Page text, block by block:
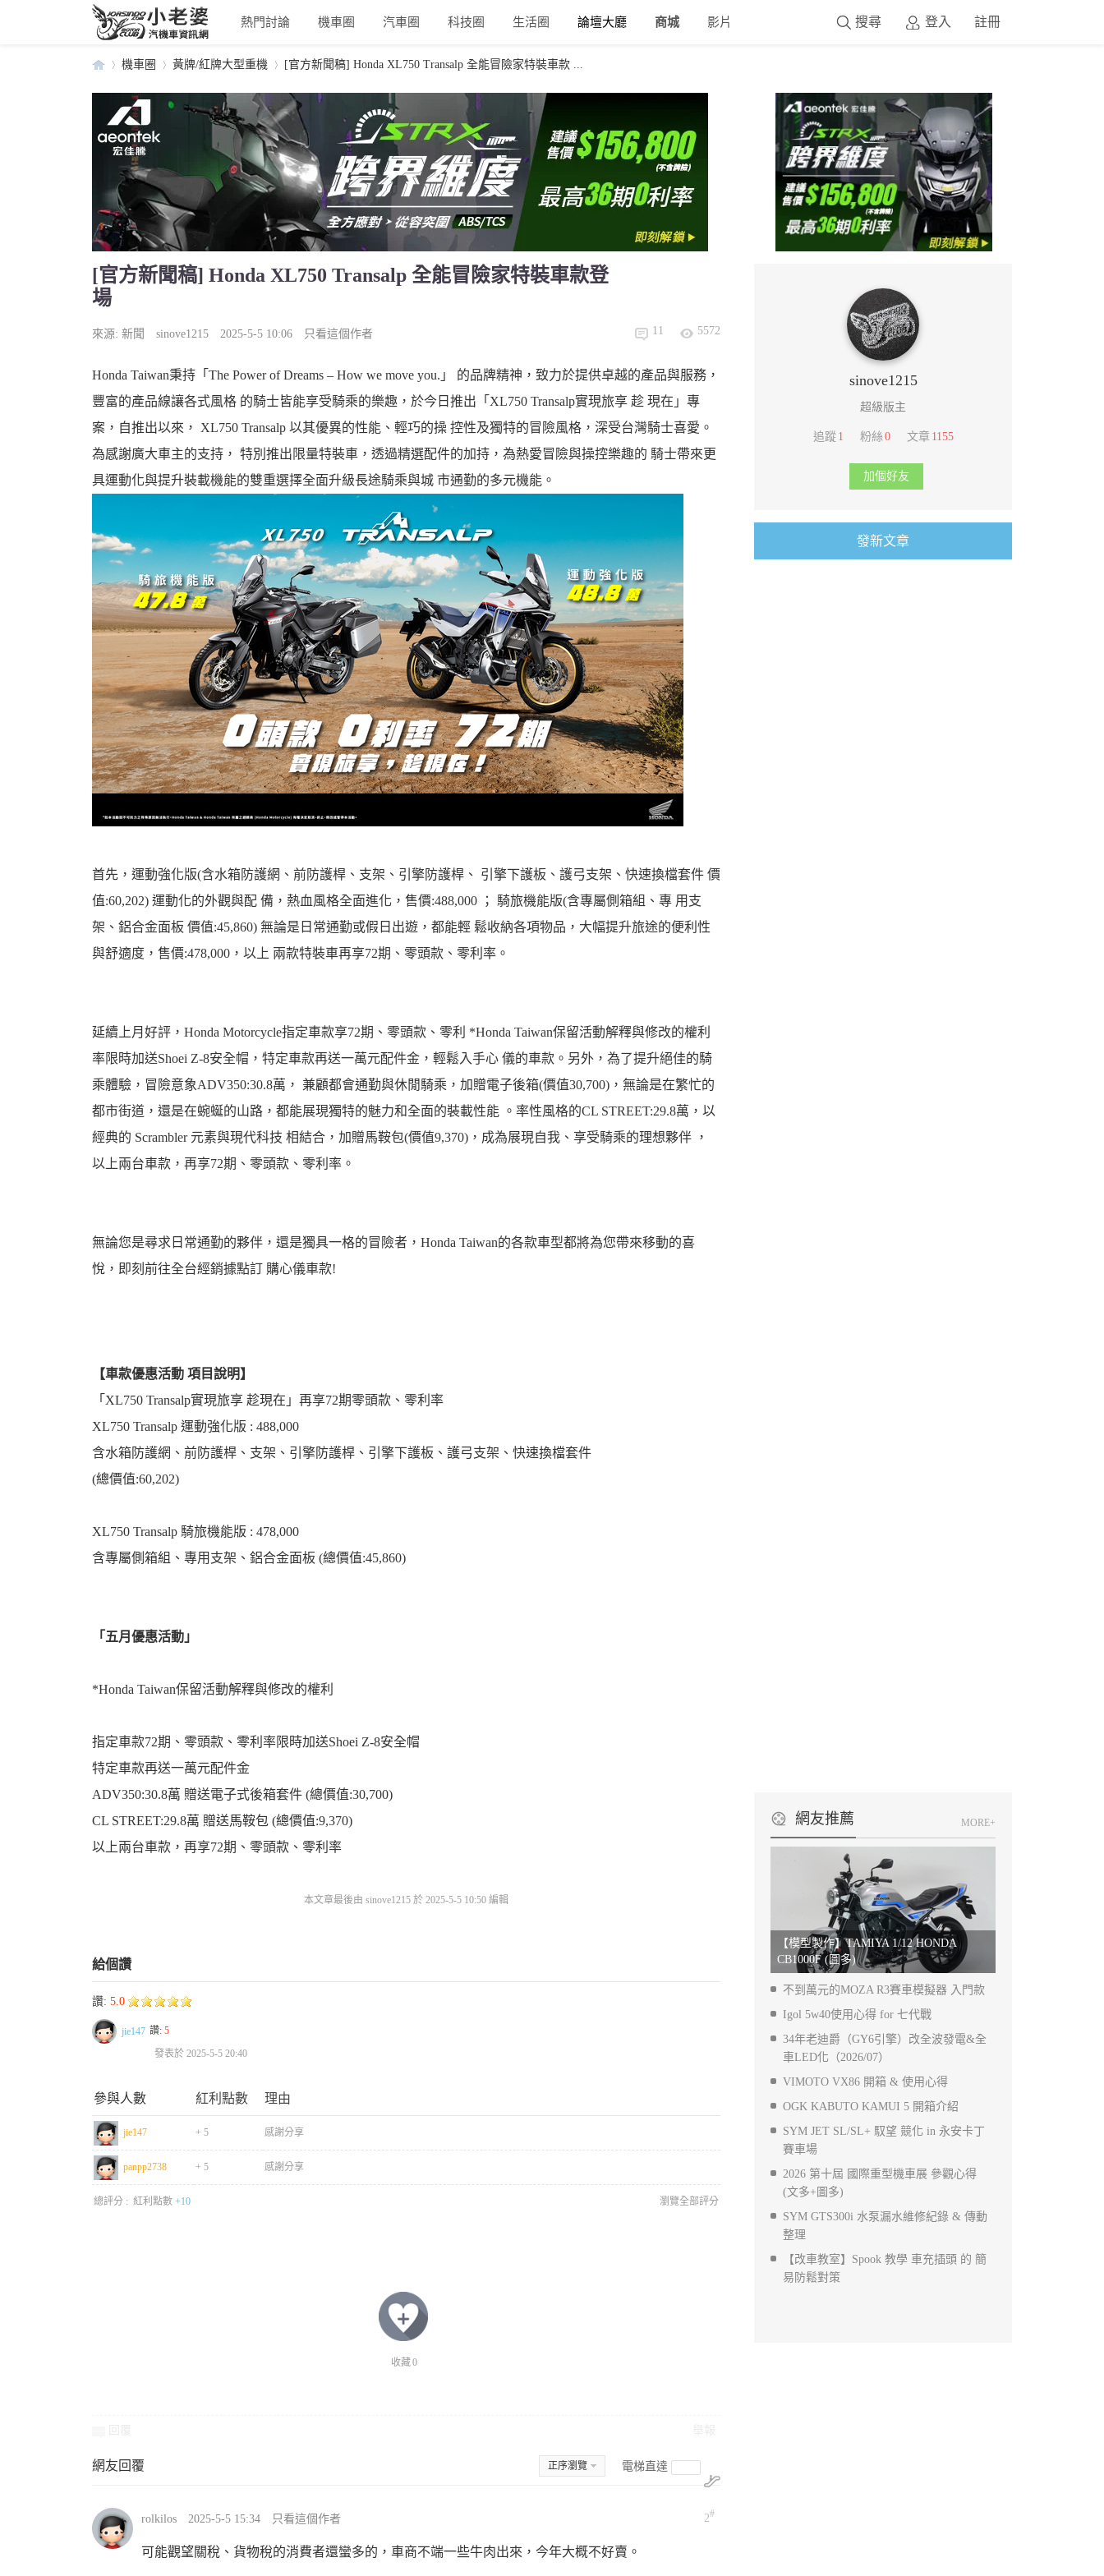
熱門討論 機車圈 汽車圈 科技圈 生活圈 論壇大廳 商城 影片 登入 註冊
搜尋
小
老
婆
汽
機
車
資
網
›
機車圈
›
黃牌/紅牌大型重機
›
[官方新聞稿] Honda XL750 Transalp 全能冒險家特裝車款 ...
[官方新聞稿] Honda XL750 Transalp 全能冒險家特裝車款登
場
來源: 新聞 sinove1215 2025-5-5 10:06 只看這個作者 11 5572
Honda Taiwan秉持「The Power of Dreams – How we move you.」 的品牌精神，致力於提供卓越的產品與服務，
豐富的產品線讓各式風格 的騎士皆能享受騎乘的樂趣，於今日推出「XL750 Transalp實現旅享 趁 現在」專
案，自推出以來， XL750 Transalp 以其優異的性能、輕巧的操 控性及獨特的冒險風格，深受台灣騎士喜愛。
為感謝廣大車主的支持， 特別推出限量特裝車，透過精選配件的加持，為熱愛冒險與操控樂趣的 騎士帶來更
具運動化與提升裝載機能的雙重選擇全面升級長途騎乘與城 市通勤的多元機能。
首先，運動強化版(含水箱防護網、前防護桿、支架、引擎防護桿、 引擎下護板、護弓支架、快速換檔套件 價
值:60,202) 運動化的外觀與配 備，熱血風格全面進化，售價:488,000 ； 騎旅機能版(含專屬側箱組、專 用支
架、鋁合金面板 價值:45,860) 無論是日常通勤或假日出遊，都能輕 鬆收納各項物品，大幅提升旅途的便利性
與舒適度，售價:478,000，以上 兩款特裝車再享72期、零頭款、零利率。
延續上月好評，Honda Motorcycle指定車款享72期、零頭款、零利 *Honda Taiwan保留活動解釋與修改的權利
率限時加送Shoei Z-8安全帽，特定車款再送一萬元配件金，輕鬆入手心 儀的車款。另外，為了提升絕佳的騎
乘體驗，冒險意象ADV350:30.8萬， 兼顧都會通勤與休閒騎乘，加贈電子後箱(價值30,700)，無論是在繁忙的
都市街道，還是在蜿蜒的山路，都能展現獨特的魅力和全面的裝載性能 。率性風格的CL STREET:29.8萬，以
經典的 Scrambler 元素與現代科技 相結合，加贈馬鞍包(價值9,370)，成為展現自我、享受騎乘的理想夥伴 ，
以上兩台車款，再享72期、零頭款、零利率。
無論您是尋求日常通勤的夥伴，還是獨具一格的冒險者，Honda Taiwan的各款車型都將為您帶來移動的喜
悅，即刻前往全台經銷據點訂 購心儀車款!
【車款優惠活動 項目說明】
「XL750 Transalp實現旅享 趁現在」再享72期零頭款、零利率
XL750 Transalp 運動強化版 : 488,000
含水箱防護網、前防護桿、支架、引擎防護桿、引擎下護板、護弓支架、快速換檔套件
(總價值:60,202)
XL750 Transalp 騎旅機能版 : 478,000
含專屬側箱組、專用支架、鋁合金面板 (總價值:45,860)
「五月優惠活動」
*Honda Taiwan保留活動解釋與修改的權利
指定車款72期、零頭款、零利率限時加送Shoei Z-8安全帽
特定車款再送一萬元配件金
ADV350:30.8萬 贈送電子式後箱套件 (總價值:30,700)
CL STREET:29.8萬 贈送馬鞍包 (總價值:9,370)
以上兩台車款，再享72期、零頭款、零利率
本文章最後由 sinove1215 於 2025-5-5 10:50 編輯
給個讚
讚: 5.0
jie147 讚: 5
發表於 2025-5-5 20:40
參與人數 紅利點數 理由
jie147 + 5 感謝分享
panpp2738 + 5 感謝分享
瀏覽全部評分
總評分 : 紅利點數 +10
收藏0
網友回覆 電梯直達
正序瀏覽
2#
rolkilos 2025-5-5 15:34 只看這個作者
可能觀望關稅、貨物稅的消費者還蠻多的，車商不端一些牛肉出來，今年大概不好賣。
sinove1215
超級版主
追蹤 1 粉絲 0 文章 1155
加個好友
發新文章
網友推薦 MORE+
【模型製作】TAMIYA 1/12 HONDA
CB1000F (圖多)
不到萬元的MOZA R3賽車模擬器 入門款
Igol 5w40使用心得 for 七代戰
34年老迪爵（GY6引擎）改全波發電&全
車LED化（2026/07）
VIMOTO VX86 開箱 & 使用心得
OGK KABUTO KAMUI 5 開箱介紹
SYM JET SL/SL+ 馭望 競化 in 永安卡丁
賽車場
2026 第十屆 國際重型機車展 參觀心得
(文多+圖多)
SYM GTS300i 水泵漏水維修紀錄 & 傳動
整理
【改車教室】Spook 教學 車充插頭 的 簡
易防鬆對策